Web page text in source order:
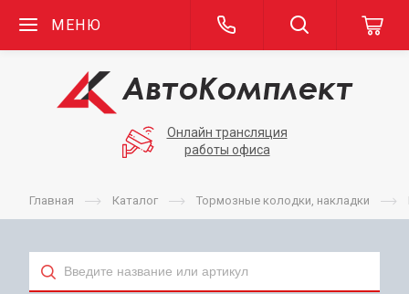
МЕНЮ
Онлайн трансляция
работы офиса
Главная Каталог Тормозные колодки, накладки